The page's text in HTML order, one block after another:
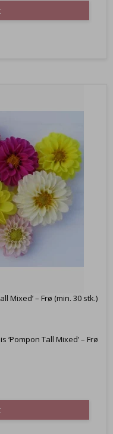
Mixed’ – Frø (min. 30 stk.)
Tall Mixed’ – Frø